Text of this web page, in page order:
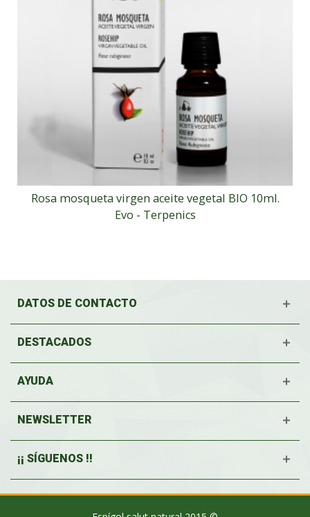
Rosa mosqueta virgen aceite vegetal BIO 10ml.
Evo - Terpenics
DATOS DE CONTACTO
DESTACADOS
AYUDA
NEWSLETTER
¡¡ SÍGUENOS !!